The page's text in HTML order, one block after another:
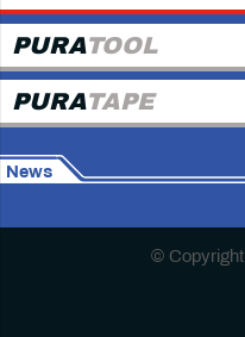
PURATOOL
PURATAPE
News
© Copyright